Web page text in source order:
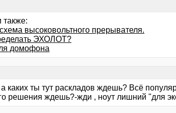
также:
высоковольтного прерывателя.
ЭХОЛОТ?
домофона
каких ты тут раскладов ждешь? Всё
решения ждешь?-жди , ноут лишний "для